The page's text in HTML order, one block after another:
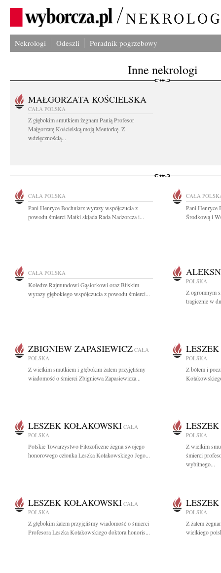
Nekrologi Odeszli Poradnik pogrzebowy
Inne nekrologi
MAŁGORZATA KOŚCIELSKA
CAŁA POLSKA
Z głębokim smutkiem żegnam Panią Profesor
Małgorzatę Kościelską moją Mentorkę. Z
wdzięcznością...
CAŁA POLSKA
Pani Henryce Bochniarz wyrazy współczucia z
powodu śmierci Matki składa Rada Nadzorcza i...
CAŁA
Pani Henryce
Środkową i
CAŁA POLSKA
Koledze Rajmundowi Gąsiorkowi oraz Bliskim
wyrazy głębokiego współczucia z powodu śmierci...
POLSKA
Z ogromnym
tragicznie w
ZBIGNIEW ZAPASIEWICZ CAŁA
POLSKA
Z wielkim smutkiem i głębokim żalem przyjęliśmy
wiadomość o śmierci Zbigniewa Zapasiewicza...
POLSKA
Z bólem i
LESZEK KOŁAKOWSKI CAŁA
POLSKA
Polskie Towarzystwo Filozoficzne żegna swojego
honorowego członka Leszka Kołakowskiego Jego...
POLSKA
Z wielkim
śmierci
wybitnego...
LESZEK KOŁAKOWSKI CAŁA
POLSKA
Z głębokim żalem przyjęliśmy wiadomość o śmierci
Profesora Leszka Kołakowskiego doktora honoris...
POLSKA
Z żalem
wielkiego